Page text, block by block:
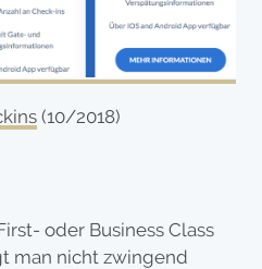
(10/2018)
oder Business Class
man nicht zwingend